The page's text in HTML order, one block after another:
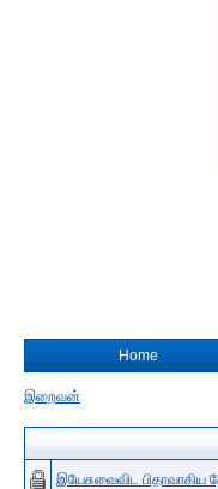
Home
இறைவன்
இயேசுவைவிட பிதாவாகிய